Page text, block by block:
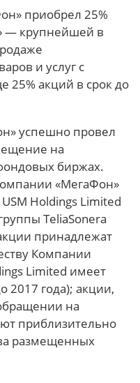
приобрел 25%
— крупнейшей в
и услуг с
25% акций в срок до
успешно провел
на
биржах.
«МегаФон»
Holdings Limited
TeliaSonera
принадлежат
Компании
Limited имеет
2017 года); акции,
на
приблизительно
размещенных